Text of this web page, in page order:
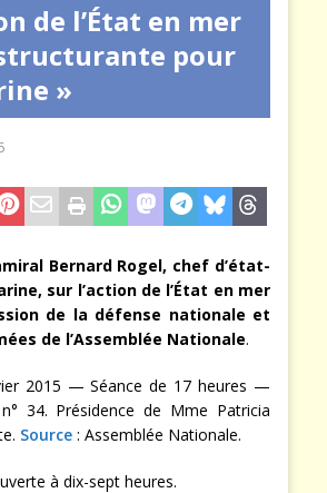
de l’État en mer
pour
»
Bernard Rogel, chef d’état-
sur l’action de l’État en mer
de la défense nationale et
de l’Assemblée Nationale.
2015 — Séance de 17 heures —
34. Présidence de Mme Patricia
Source : Assemblée Nationale.
à dix-sept heures.